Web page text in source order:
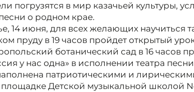
погрузятся в мир казачьей культуры,
о родном крае.
14 июня, для всех желающих научиться
пруду в 19 часов пройдет открытый
ботанический сад в 16 часов
у нас одна» в исполнении театра
патриотическими и
Детской музыкальной школой